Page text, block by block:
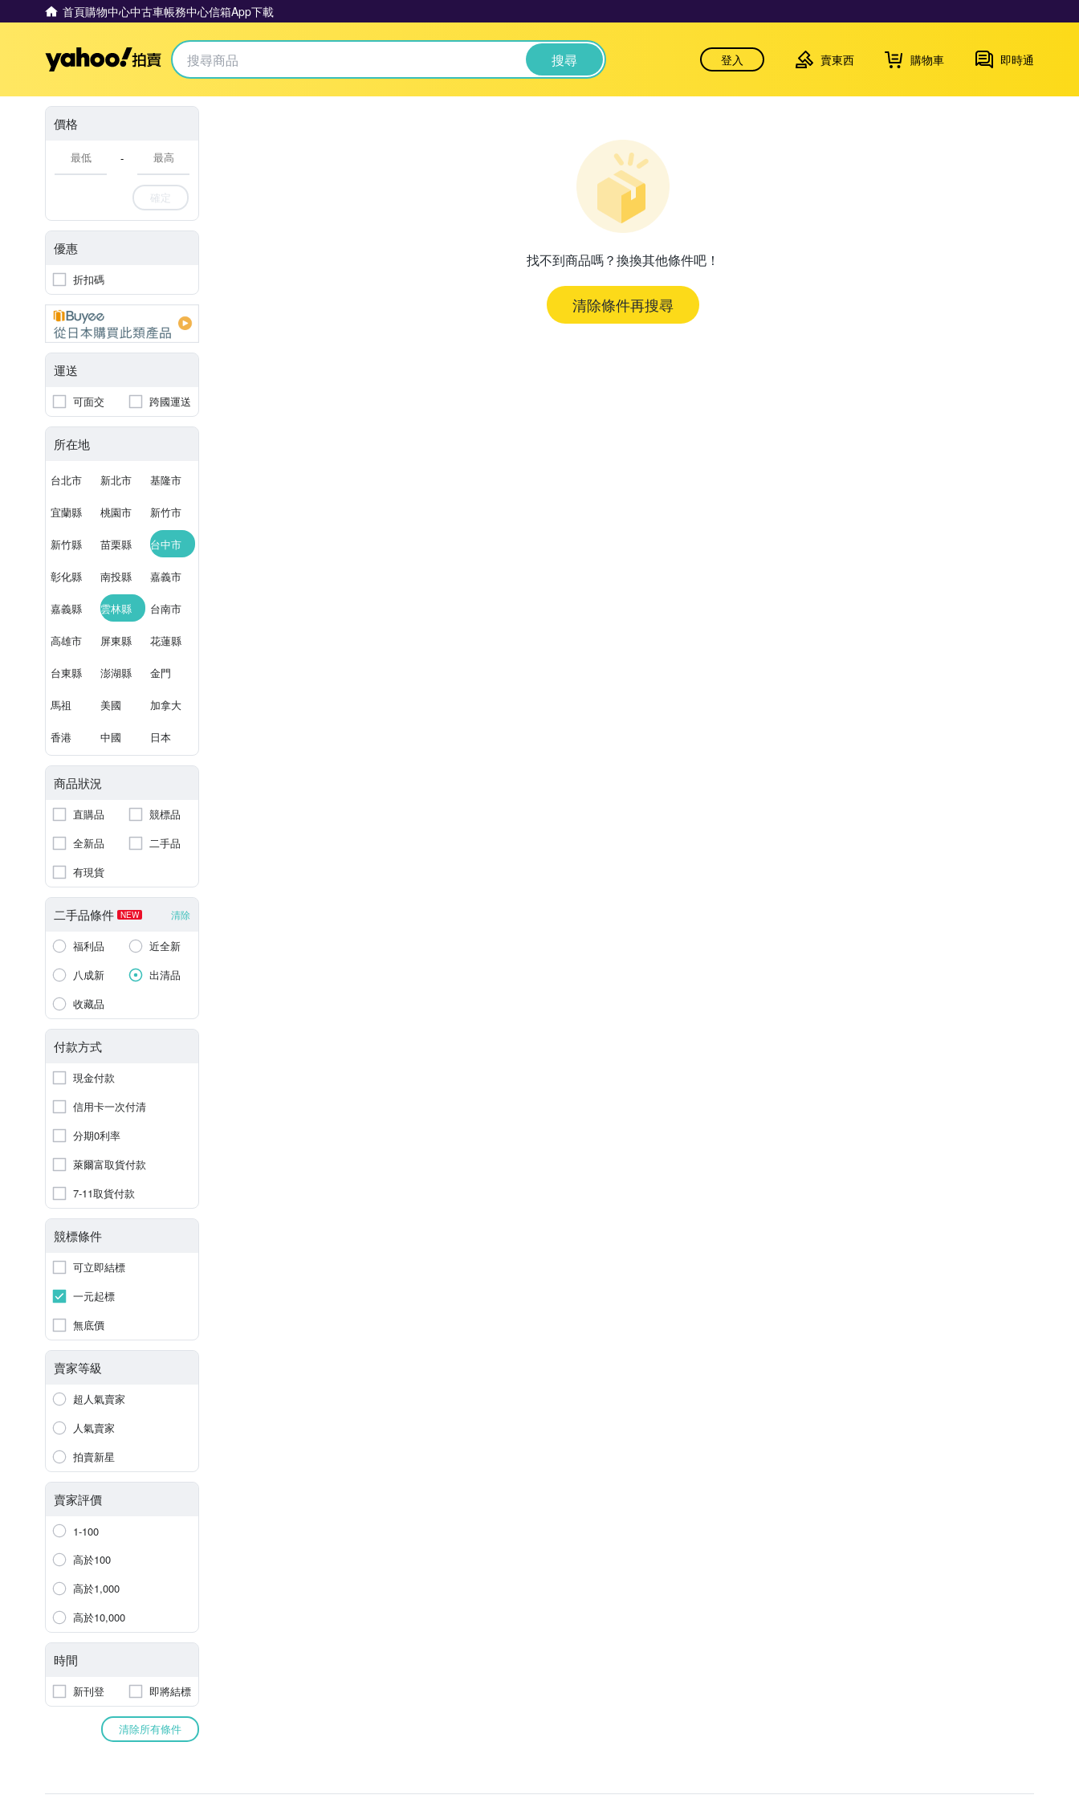
首頁購物中心中古車帳務中心信箱App下載
Yahoo拍賣 搜尋 登入 賣東西 購物車 即時通
價格
-
確定
優惠
折扣碼
運送
可面交 跨國運送
所在地
台北市 新北市 基隆市
宜蘭縣 桃園市 新竹市
新竹縣 苗栗縣 台中市
彰化縣 南投縣 嘉義市
嘉義縣 雲林縣 台南市
高雄市 屏東縣 花蓮縣
台東縣 澎湖縣 金門
馬祖 美國 加拿大
香港 中國 日本
商品狀況
直購品
競標品
全新品
二手品
有現貨
二手品條件 NEW 清除
福利品
近全新
八成新
出清品
收藏品
付款方式
現金付款
信用卡一次付清
分期0利率
萊爾富取貨付款
7-11取貨付款
競標條件
可立即結標
一元起標
無底價
賣家等級
超人氣賣家
人氣賣家
拍賣新星
賣家評價
1-100
高於100
高於1,000
高於10,000
時間
新刊登 即將結標
清除所有條件
找不到商品嗎？換換其他條件吧！
清除條件再搜尋